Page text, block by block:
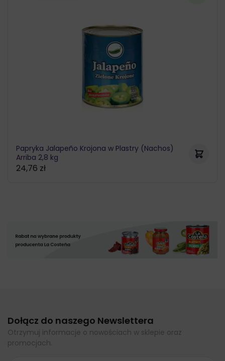
Papryka Jalapeño Krojona w Plastry (Nachos)
Arriba 2,8 kg
24,76 zł
Dołącz do naszego Newslettera
Otrzymuj informacje o nowościach w sklepie oraz
promocjach.